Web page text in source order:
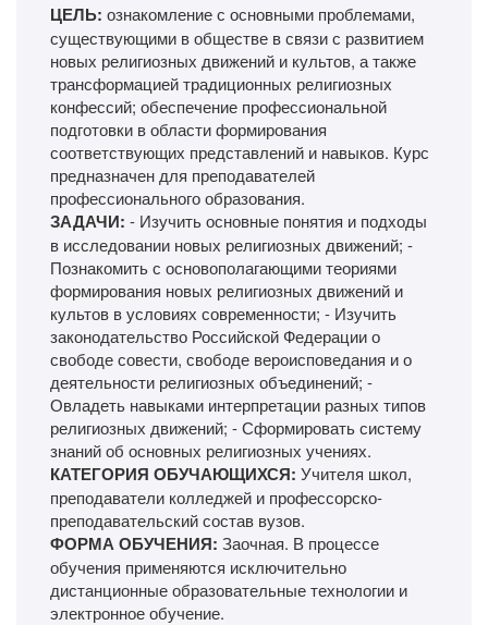
ЦЕЛЬ: ознакомление с основными проблемами,
существующими в обществе в связи с развитием
новых религиозных движений и культов, а также
трансформацией традиционных религиозных
конфессий; обеспечение профессиональной
подготовки в области формирования
соответствующих представлений и навыков. Курс
предназначен для преподавателей
профессионального образования.
ЗАДАЧИ: - Изучить основные понятия и подходы
в исследовании новых религиозных движений; -
Познакомить с основополагающими теориями
формирования новых религиозных движений и
культов в условиях современности; - Изучить
законодательство Российской Федерации о
свободе совести, свободе вероисповедания и о
деятельности религиозных объединений; -
Овладеть навыками интерпретации разных типов
религиозных движений; - Сформировать систему
знаний об основных религиозных учениях.
КАТЕГОРИЯ ОБУЧАЮЩИХСЯ: Учителя школ,
преподаватели колледжей и профессорско-
преподавательский состав вузов.
ФОРМА ОБУЧЕНИЯ: Заочная. В процессе
обучения применяются исключительно
дистанционные образовательные технологии и
электронное обучение.